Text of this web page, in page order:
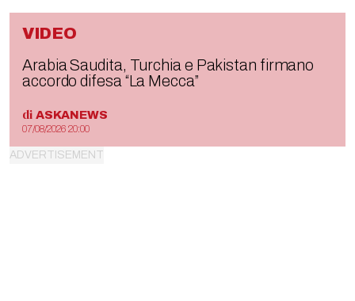
VIDEO
Arabia Saudita, Turchia e Pakistan firmano
accordo difesa “La Mecca”
di ASKANEWS
07/08/2026 20:00